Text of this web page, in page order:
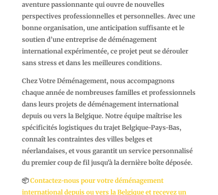
aventure passionnante qui ouvre de nouvelles
perspectives professionnelles et personnelles. Avec une
bonne organisation, une anticipation suffisante et le
soutien d’uneentreprise de déménagement
international expérimentée, ce projet peut se dérouler
sans stress et dans les meilleures conditions.
Chez Votre Déménagement, nous accompagnons
chaque année de nombreuses familles et professionnels
dans leurs projets de déménagement international
depuis ou vers la Belgique. Notre équipe maîtrise les
spécificités logistiques du trajet Belgique-Pays-Bas,
connaît les contraintes des villes belges et
néerlandaises, et vous garantit un service personnalisé
du premier coup de fil jusqu’à la dernière boîte déposée.
📦Contactez-nous pour votre déménagement
international depuis ou vers la Belgique et recevez un